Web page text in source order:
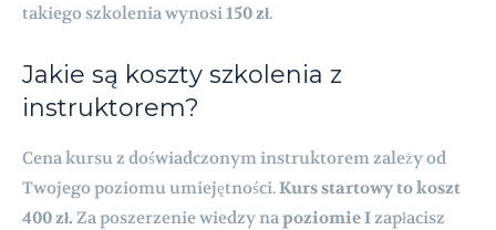
takiego szkolenia wynosi150 zł.
Jakie są koszty szkolenia z
instruktorem?
Cena kursu z doświadczonym instruktorem zależy od
Twojego poziomu umiejętności.Kurs startowy to koszt
400 zł. Za poszerzenie wiedzy napoziomie Izapłacisz